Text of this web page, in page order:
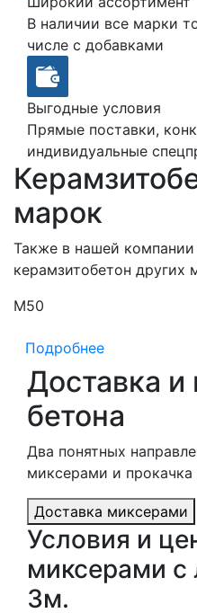
В наличии все марки
числе с добавками
Выгодные условия
Прямые поставки,
индивидуальные
марок
Также в нашей
керамзитобетон других
М50
Подробнее
Доставка и
бетона
Два понятных
миксерами и прокачка
Доставка миксерами
Условия и
миксерами с
3м.